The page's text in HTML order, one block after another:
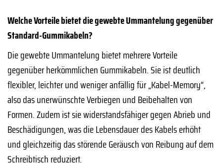
Welche Vorteile bietet die gewebte Ummantelung gegenüber
Standard-Gummikabeln?
Die gewebte Ummantelung bietet mehrere Vorteile
gegenüber herkömmlichen Gummikabeln. Sie ist deutlich
flexibler, leichter und weniger anfällig für „Kabel-Memory“,
also das unerwünschte Verbiegen und Beibehalten von
Formen. Zudem ist sie widerstandsfähiger gegen Abrieb und
Beschädigungen, was die Lebensdauer des Kabels erhöht
und gleichzeitig das störende Geräusch von Reibung auf dem
Schreibtisch reduziert.